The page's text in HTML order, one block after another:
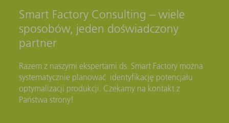
Smart Factory Consulting – wiele
sposobów, jeden doświadczony
partner
Razem z naszymi ekspertami ds. Smart Factory można
systematycznie planować identyfikację potencjału
optymalizacji produkcji. Czekamy na kontakt z
Państwa strony!